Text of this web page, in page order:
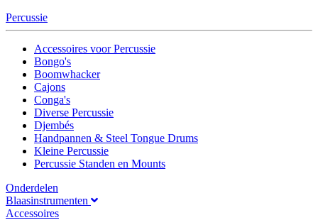
Percussie
Accessoires voor Percussie
Bongo's
Boomwhacker
Cajons
Conga's
Diverse Percussie
Djembés
Handpannen & Steel Tongue Drums
Kleine Percussie
Percussie Standen en Mounts
Onderdelen
Blaasinstrumenten
Accessoires